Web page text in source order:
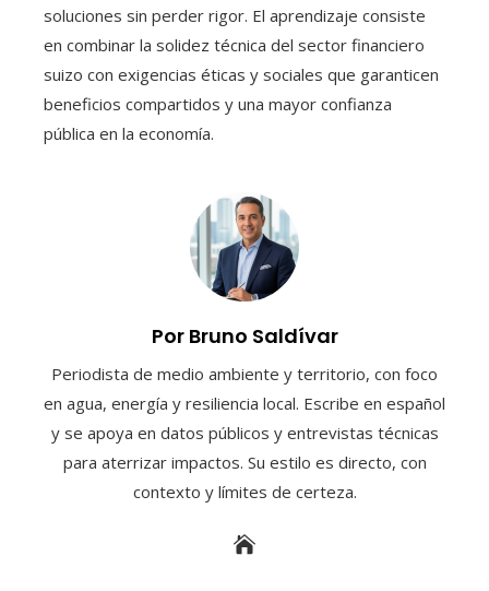
soluciones sin perder rigor. El aprendizaje consiste
en combinar la solidez técnica del sector financiero
suizo con exigencias éticas y sociales que garanticen
beneficios compartidos y una mayor confianza
pública en la economía.
Por Bruno Saldívar
Periodista de medio ambiente y territorio, con foco
en agua, energía y resiliencia local. Escribe en español
y se apoya en datos públicos y entrevistas técnicas
para aterrizar impactos. Su estilo es directo, con
contexto y límites de certeza.